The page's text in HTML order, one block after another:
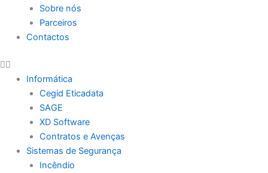
Sobre nós
Parceiros
Contactos
Informática
Cegid Eticadata
SAGE
XD Software
Contratos e Avenças
Sistemas de Segurança
Incêndio